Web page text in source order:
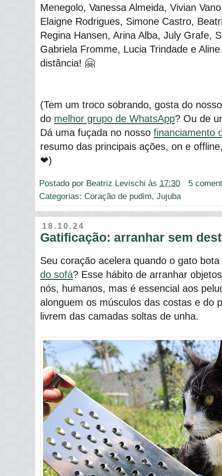
Menegolo, Vanessa Almeida, Vivian
Elaigne Rodrigues, Simone Castro,
Regina Hansen, Arina Alba, July Grafe,
Gabriela Fromme, Lucia Trindade e
distância! 🤗
(Tem um troco sobrando, gosta do
do melhor grupo de WhatsApp? Ou de
Dá uma fuçada no nosso financiamento
resumo das principais ações, on e
❤)
Postado por Beatriz Levischi às 17:30
5
Categorias: Coração de pudim, Jujuba
18.10.24
Gatificação: arranhar sem
Seu coração acelera quando o gato
do sofá? Esse hábito de arranhar
nós, humanos, mas é essencial aos
alonguem os músculos das costas e do
livrem das camadas soltas de unha.